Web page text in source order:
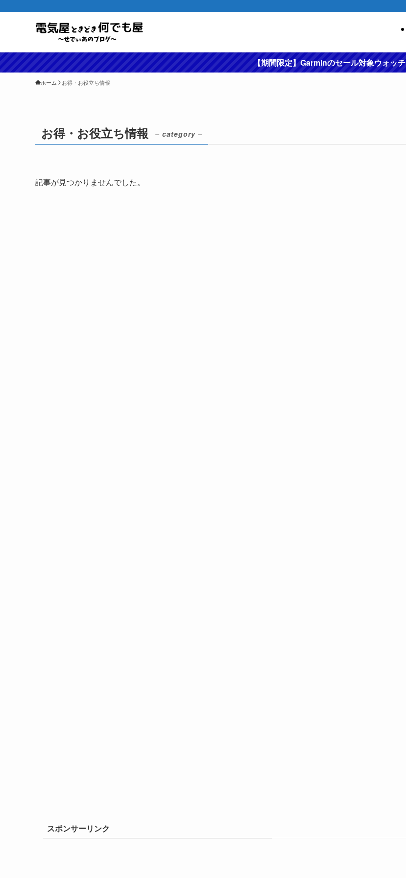
【期間限定】Garminのセール対象ウォッチ
ホーム お得・お役立ち情報
お得・お役立ち情報 – category –
記事が見つかりませんでした。
スポンサーリンク